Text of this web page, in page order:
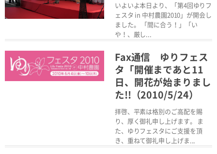
いよいよ本日より、「第4回ゆりフ
ェスタ in 中村農園2010」が開会し
ました。 「間に合う！」「い
や！、厳し...
Read More
Fax通信 ゆりフェス
タ「開催まであと11
日、開花が始まりまし
た!!（2010/5/24）
拝啓、平素は格別のご高配を賜
り、厚く御礼申し上げます。 ま
た、ゆりフェスタにご支援を頂
き、重ねて御礼申し上げま...